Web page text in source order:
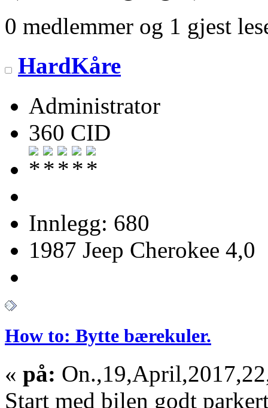
0 medlemmer og 1 gjest
HardKåre
Administrator
360 CID
Innlegg: 680
1987 Jeep Cherokee 4,0
How to: Bytte bærekuler.
« på:
Start med bilen godt